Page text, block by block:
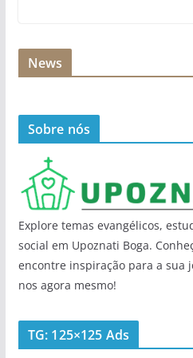
News
Sobre nós
Explore temas evangélicos,
social em Upoznati Boga.
encontre inspiração para a sua
nos agora mesmo!
TG: 125×125 Ads